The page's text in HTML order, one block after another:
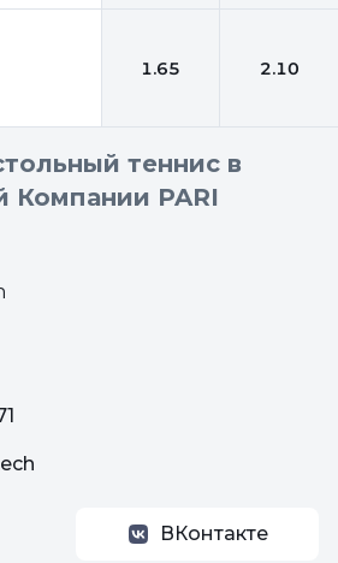
1.65 2.10
теннис в
Компании PARI
ВКонтакте